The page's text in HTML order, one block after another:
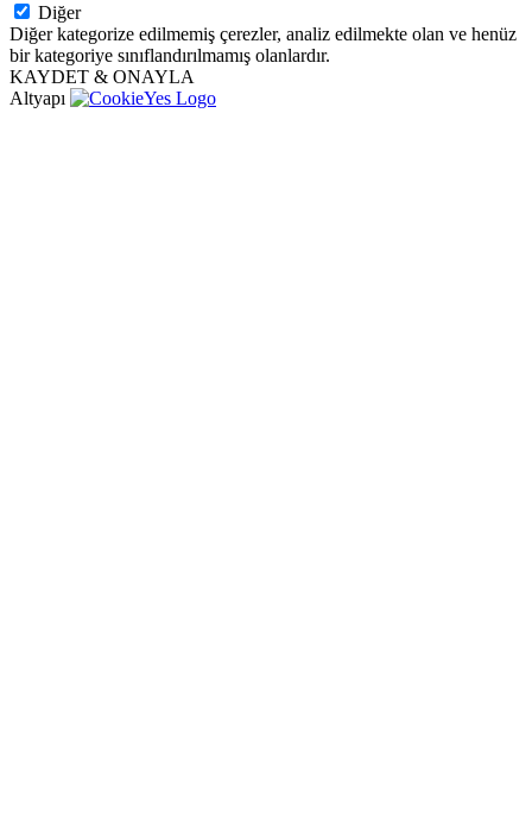
Diğer
Diğer kategorize edilmemiş çerezler, analiz edilmekte olan ve henüz
bir kategoriye sınıflandırılmamış olanlardır.
KAYDET & ONAYLA
Altyapı